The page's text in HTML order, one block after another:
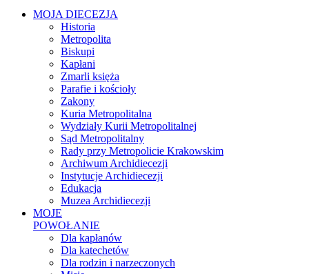
MOJA DIECEZJA
Historia
Metropolita
Biskupi
Kapłani
Zmarli księża
Parafie i kościoły
Zakony
Kuria Metropolitalna
Wydziały Kurii Metropolitalnej
Sąd Metropolitalny
Rady przy Metropolicie Krakowskim
Archiwum Archidiecezji
Instytucje Archidiecezji
Edukacja
Muzea Archidiecezji
MOJE
POWOŁANIE
Dla kapłanów
Dla katechetów
Dla rodzin i narzeczonych